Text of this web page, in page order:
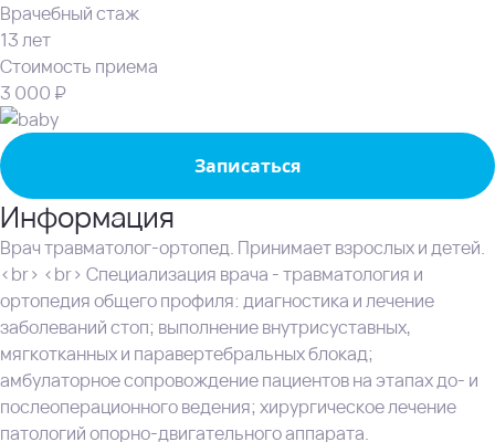
Врачебный стаж
13 лет
Стоимость приема
3 000 ₽
Записаться
Информация
Врач травматолог-ортопед. Принимает взрослых и детей.
<br> <br> Специализация врача - травматология и
ортопедия общего профиля: диагностика и лечение
заболеваний стоп; выполнение внутрисуставных,
мягкотканных и паравертебральных блокад;
амбулаторное сопровождение пациентов на этапах до- и
послеоперационного ведения; хирургическое лечение
патологий опорно‑двигательного аппарата.